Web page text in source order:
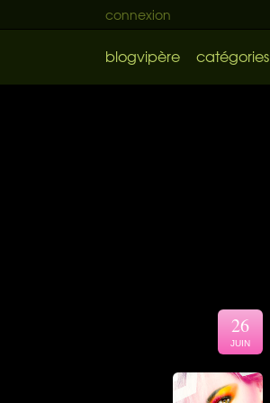
connexion
blogvipère catégories
26
JUIN